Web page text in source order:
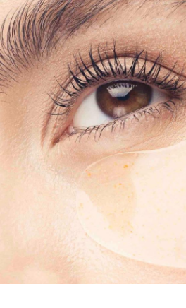
Кремы
Средства для
Сыворотки
Маски
Пилинг
Средства для